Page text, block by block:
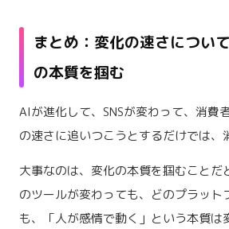
まとめ：変化の速さについ
の本質を掴む
AIが進化して、SNSが変わって、消
の速さに追いつこうとするだけでは、
大事なのは、変化の本質を掴むことだ
のツールが変わっても、どのプラット
も、「人が感情で動く」という本質は